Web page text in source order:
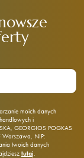
moich danych
i
GEORGIOS POGKAS
Warszawa, NIP:
twoich danych
tutaj.